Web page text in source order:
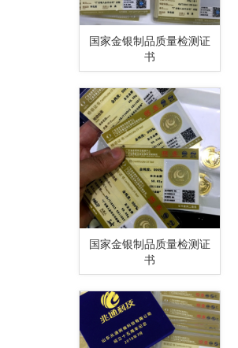
国家金银制品质量检测证
书
国家金银制品质量检测证
书